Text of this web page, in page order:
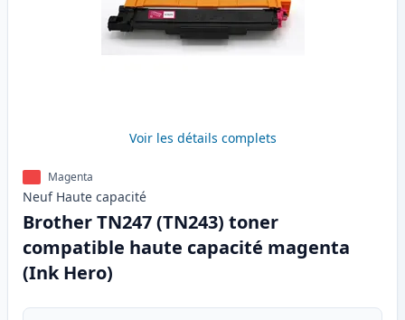
Voir les détails complets
Magenta
Neuf Haute capacité
Brother TN247 (TN243) toner
compatible haute capacité magenta
(Ink Hero)